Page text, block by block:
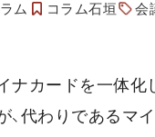
ム コラム石垣 会
ナカードを一体化
、代わりであるマ